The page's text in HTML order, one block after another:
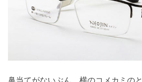
鼻当てがないぶん、横のコメカミの